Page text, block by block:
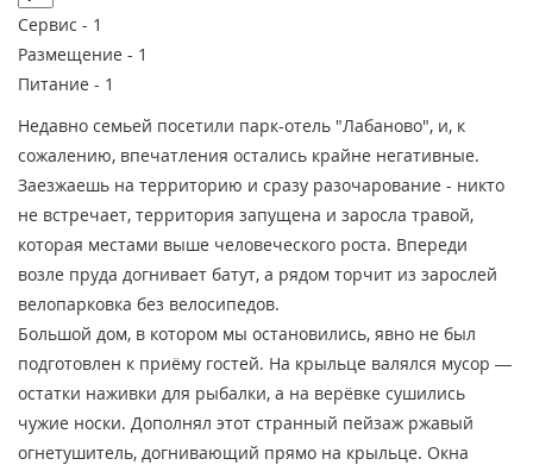
Сервис - 1
Размещение - 1
Питание - 1
Недавно семьей посетили парк-отель "Лабаново", и, к
сожалению, впечатления остались крайне негативные.
Заезжаешь на территорию и сразу разочарование - никто
не встречает, территория запущена и заросла травой,
которая местами выше человеческого роста. Впереди
возле пруда догнивает батут, а рядом торчит из зарослей
велопарковка без велосипедов.
Большой дом, в котором мы остановились, явно не был
подготовлен к приёму гостей. На крыльце валялся мусор —
остатки наживки для рыбалки, а на верёвке сушились
чужие носки. Дополнял этот странный пейзаж ржавый
огнетушитель, догнивающий прямо на крыльце. Окна